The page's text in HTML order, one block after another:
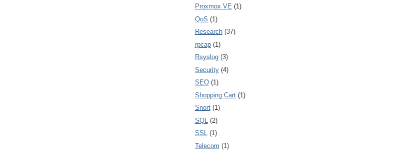
Proxmox VE (1)
QoS (1)
Research (37)
rpcap (1)
Rsyslog (3)
Security (4)
SEO (1)
Shopping Cart (1)
Snort (1)
SQL
(2)
SSL (1)
Telecom (1)